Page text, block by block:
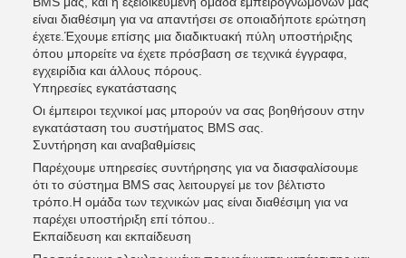
είναι διαθέσιμη για να απαντήσει σε οποιαδήποτε ερώτηση
έχετε.Έχουμε επίσης μια διαδικτυακή πύλη υποστήριξης
όπου μπορείτε να έχετε πρόσβαση σε τεχνικά έγγραφα,
εγχειρίδια και άλλους πόρους.
Υπηρεσίες εγκατάστασης
Οι έμπειροι τεχνικοί μας μπορούν να σας βοηθήσουν στην
εγκατάσταση του συστήματος BMS σας.
Συντήρηση και αναβαθμίσεις
Παρέχουμε υπηρεσίες συντήρησης για να διασφαλίσουμε
ότι το σύστημα BMS σας λειτουργεί με τον βέλτιστο
τρόπο.Η ομάδα των τεχνικών μας είναι διαθέσιμη για να
παρέχει υποστήριξη επί τόπου..
Εκπαίδευση και εκπαίδευση